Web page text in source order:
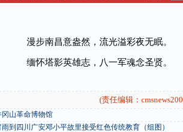
漫步南昌意盎然，流光溢彩夜无眠。
缅怀塔影英雄志，八一军魂念圣贤。
(责任编辑：
山革命博物馆
到四川广安邓小平故里接受红色传统教育（组图）